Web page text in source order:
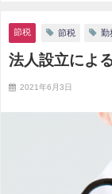
節税 節税 勤
法人設立によ
2021年6月3日